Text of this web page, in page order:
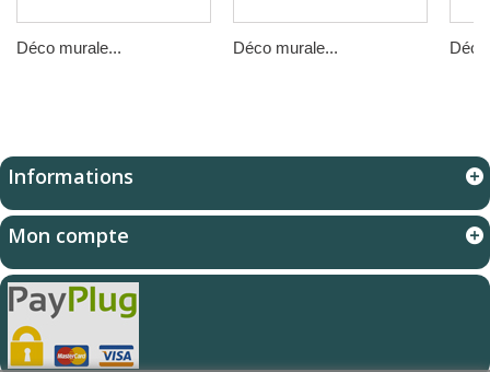
Déco murale... Déco murale...
Informations
Mon compte